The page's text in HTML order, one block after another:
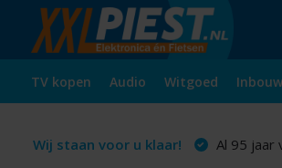
TV kopen Audio Witgoed Inbouw
Wij staan voor u klaar! Al 95 jaar